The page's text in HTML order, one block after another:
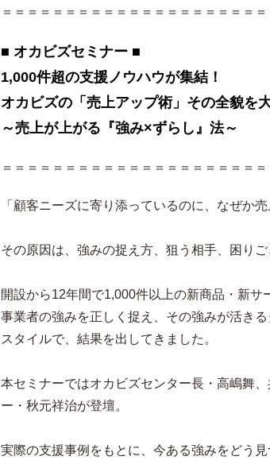
＝＝＝＝＝＝＝＝＝＝＝＝＝＝＝＝＝＝＝＝
■ オカビズセミナー ■
1,000件超の支援ノウハウが集結！
オカビズの「売上アップ術」その全貌を
～売上が上がる『強み×ずらし』法～
＝＝＝＝＝＝＝＝＝＝＝＝＝＝＝＝＝＝＝＝
「顧客ニーズに寄り添っているのに、なぜか
その原因は、強みの捉え方、狙う相手、困り
開設から12年間で1,000件以上の新商品・新サ
事業者の強みを正しく捉え、その強みが活き
スタイルで、結果を出してきました。
本セミナーではオカビズセンター長・高嶋舞
ー・秋元祥治が登壇。
実際の支援事例をもとに、今ある強みをどう